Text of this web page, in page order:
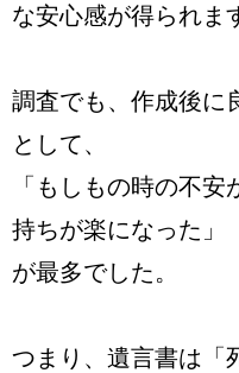
な安心感が得られま
調査でも、作成後に
として、
「もしもの時の不安
持ちが楽になった」
が最多でした。
つまり、遺言書は「